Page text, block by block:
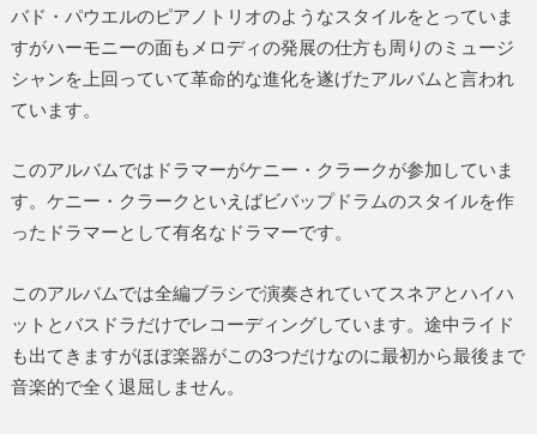
バド・パウエルのピアノトリオのようなスタイルをとっていま
すがハーモニーの面もメロディの発展の仕方も周りのミュージ
シャンを上回っていて革命的な進化を遂げたアルバムと言われ
ています。
このアルバムではドラマーがケニー・クラークが参加していま
す。ケニー・クラークといえばビバップドラムのスタイルを作
ったドラマーとして有名なドラマーです。
このアルバムでは全編ブラシで演奏されていてスネアとハイハ
ットとバスドラだけでレコーディングしています。途中ライド
も出てきますがほぼ楽器がこの3つだけなのに最初から最後まで
音楽的で全く退屈しません。